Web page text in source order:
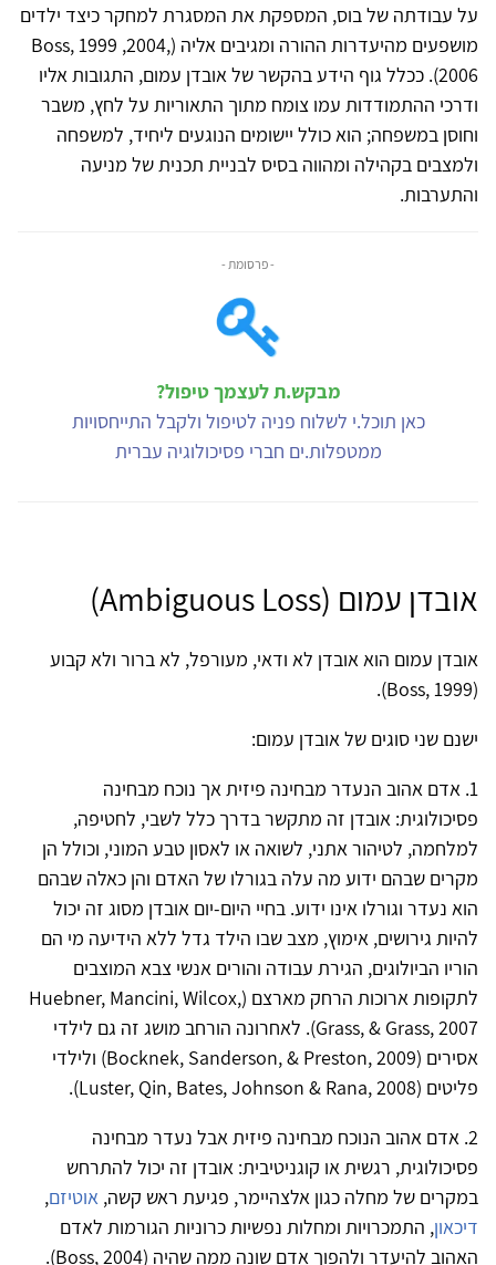
על עבודתה של בוס, המספקת את המסגרת למחקר כיצד ילדים
מושפעים מהיעדרות ההורה ומגיבים אליה (Boss, 1999 ,2004,
2006). ככלל גוף הידע בהקשר של אובדן עמום, התגובות אליו
ודרכי ההתמודדות עמו צומח מתוך התאוריות על לחץ, משבר
וחוסן במשפחה; הוא כולל יישומים הנוגעים ליחיד, למשפחה
ולמצבים בקהילה ומהווה בסיס לבניית תכנית של מניעה
והתערבות.
- פרסומת -
מבקש.ת לעצמך טיפול?
כאן תוכל.י לשלוח פניה לטיפול ולקבל התייחסויות
ממטפלות.ים חברי פסיכולוגיה עברית
אובדן עמום (Ambiguous Loss)
אובדן עמום הוא אובדן לא ודאי, מעורפל, לא ברור ולא קבוע
(Boss, 1999).
ישנם שני סוגים של אובדן עמום:
1. אדם אהוב הנעדר מבחינה פיזית אך נוכח מבחינה
פסיכולוגית: אובדן זה מתקשר בדרך כלל לשבי, לחטיפה,
למלחמה, לטיהור אתני, לשואה או לאסון טבע המוני, וכולל הן
מקרים שבהם ידוע מה עלה בגורלו של האדם והן כאלה שבהם
הוא נעדר וגורלו אינו ידוע. בחיי היום-יום אובדן מסוג זה יכול
להיות גירושים, אימוץ, מצב שבו הילד גדל ללא הידיעה מי הם
הוריו הביולוגים, הגירת עבודה והורים אנשי צבא המוצבים
לתקופות ארוכות הרחק מארצם (Huebner, Mancini, Wilcox,
Grass, & Grass, 2007). לאחרונה הורחב מושג זה גם לילדי
אסירים (Bocknek, Sanderson, & Preston, 2009) ולילדי
פליטים (Luster, Qin, Bates, Johnson & Rana, 2008).
2. אדם אהוב הנוכח מבחינה פיזית אבל נעדר מבחינה
פסיכולוגית, רגשית או קוגניטיבית: אובדן זה יכול להתרחש
במקרים של מחלה כגון אלצהיימר, פגיעת ראש קשה, אוטיזם,
דיכאון, התמכרויות ומחלות נפשיות כרוניות הגורמות לאדם
האהוב להיעדר ולהפוך אדם שונה ממה שהיה (Boss, 2004).